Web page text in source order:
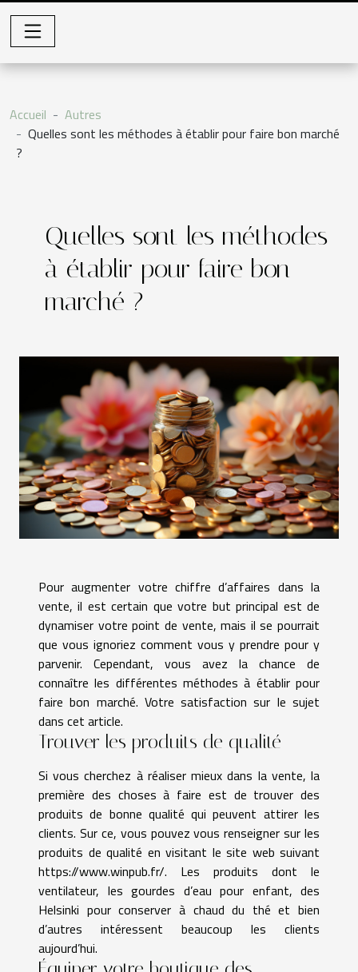
Accueil
Autres
Quelles sont les méthodes à établir pour faire bon marché
?
Quelles sont les méthodes
à établir pour faire bon
marché ?
Pour augmenter votre chiffre d’affaires dans la
vente, il est certain que votre but principal est de
dynamiser votre point de vente, mais il se pourrait
que vous ignoriez comment vous y prendre pour y
parvenir. Cependant, vous avez la chance de
connaître les différentes méthodes à établir pour
faire bon marché. Votre satisfaction sur le sujet
dans cet article.
Trouver les produits de qualité
Si vous cherchez à réaliser mieux dans la vente, la
première des choses à faire est de trouver des
produits de bonne qualité qui peuvent attirer les
clients. Sur ce, vous pouvez vous renseigner sur les
produits de qualité en visitant le site web suivant
https://www.winpub.fr/. Les produits dont le
ventilateur, les gourdes d’eau pour enfant, des
Helsinki pour conserver à chaud du thé et bien
d’autres intéressent beaucoup les clients
aujourd’hui.